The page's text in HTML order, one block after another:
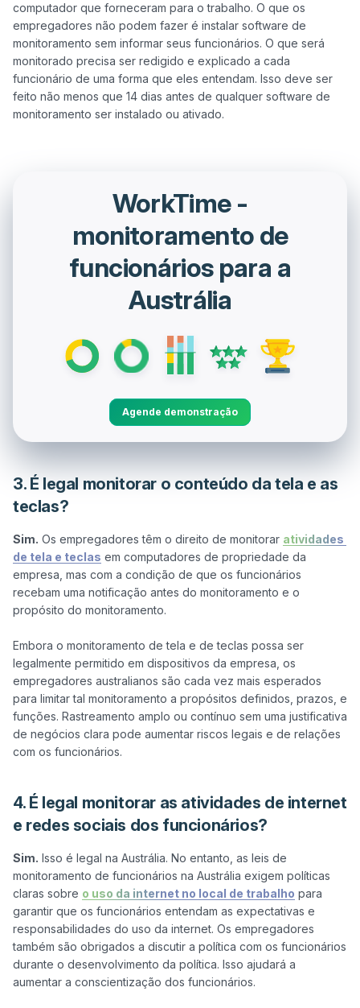
computador que forneceram para o trabalho. O que os
empregadores não podem fazer é instalar software de
monitoramento sem informar seus funcionários. O que será
monitorado precisa ser redigido e explicado a cada
funcionário de uma forma que eles entendam. Isso deve ser
feito não menos que 14 dias antes de qualquer software de
WorkTime -
monitoramento de
funcionários para a
Austrália
Agende demonstração
3. É legal monitorar o conteúdo da tela e as
teclas?
Sim. Os empregadores têm o direito de monitorar atividades
de tela e teclas em computadores de propriedade da
empresa, mas com a condição de que os funcionários
recebam uma notificação antes do monitoramento e o
propósito do monitoramento.
Embora o monitoramento de tela e de teclas possa ser
legalmente permitido em dispositivos da empresa, os
empregadores australianos são cada vez mais esperados
para limitar tal monitoramento a propósitos definidos, prazos, e
funções. Rastreamento amplo ou contínuo sem uma justificativa
de negócios clara pode aumentar riscos legais e de relações
4. É legal monitorar as atividades de internet
e redes sociais dos funcionários?
Sim. Isso é legal na Austrália. No entanto, as leis de
monitoramento de funcionários na Austrália exigem políticas
claras sobre o uso da internet no local de trabalho para
garantir que os funcionários entendam as expectativas e
responsabilidades do uso da internet. Os empregadores
também são obrigados a discutir a política com os funcionários
durante o desenvolvimento da política. Isso ajudará a
aumentar a conscientização dos funcionários.